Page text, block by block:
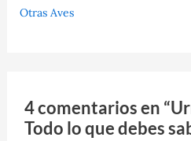
Otras Aves
4 comentarios en
Todo lo que debes